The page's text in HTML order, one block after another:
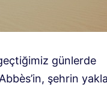
günlerde
şehrin